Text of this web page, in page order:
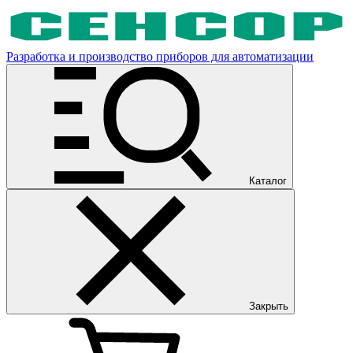
Разработка и производство приборов для автоматизации
Каталог
Закрыть